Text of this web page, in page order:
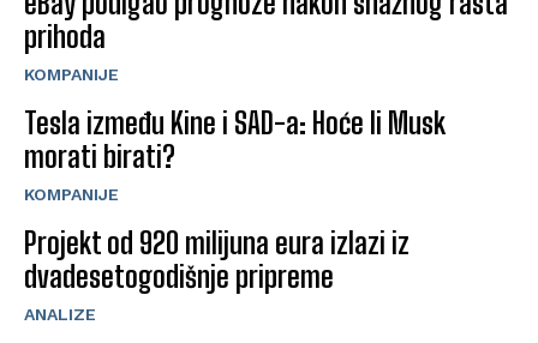
prihoda
KOMPANIJE
Tesla između Kine i SAD-a: Hoće li Musk
morati birati?
KOMPANIJE
Projekt od 920 milijuna eura izlazi iz
dvadesetogodišnje pripreme
ANALIZE